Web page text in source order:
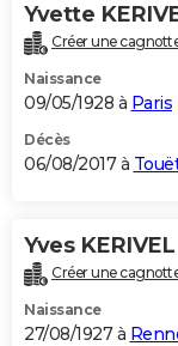
Yvette
Créer une
Naissance
09/05/1928 à Paris
Décès
06/08/2017 à
Yves KERIVEL
Créer une
Naissance
27/08/1927 à